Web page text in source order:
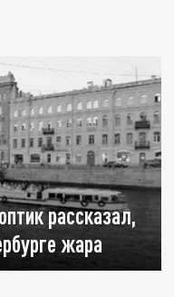
рассказал,
жара